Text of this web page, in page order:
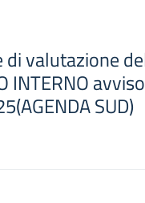
di valutazione
INTERNO
SUD)